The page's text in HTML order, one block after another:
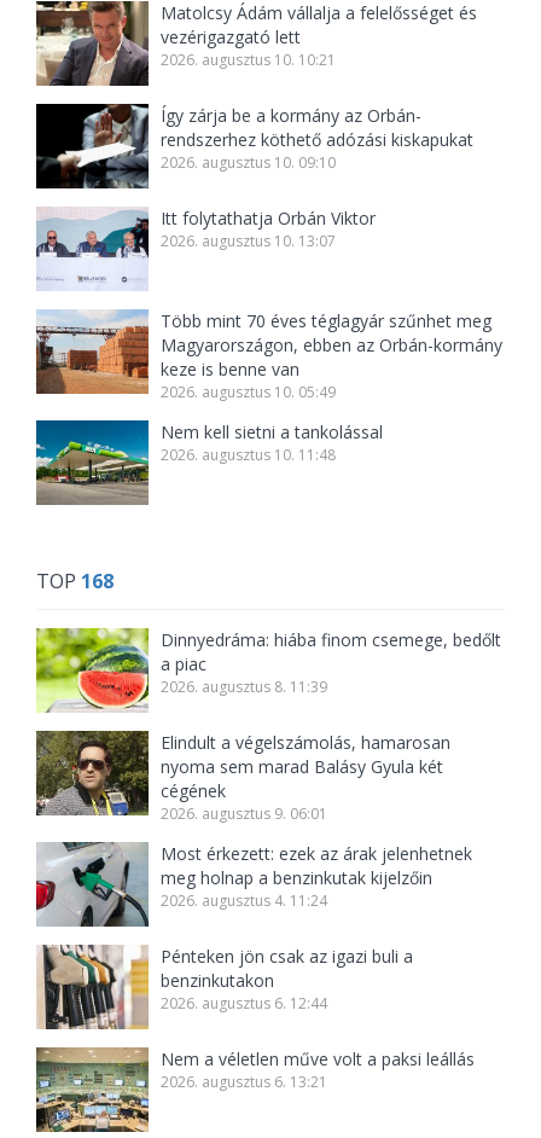
Matolcsy Ádám vállalja a felelősséget és
vezérigazgató lett
2026. augusztus 10. 10:21
Így zárja be a kormány az Orbán-
rendszerhez köthető adózási kiskapukat
2026. augusztus 10. 09:10
Itt folytathatja Orbán Viktor
2026. augusztus 10. 13:07
Több mint 70 éves téglagyár szűnhet meg
Magyarországon, ebben az Orbán-kormány
keze is benne van
2026. augusztus 10. 05:49
Nem kell sietni a tankolással
2026. augusztus 10. 11:48
TOP 168
Dinnyedráma: hiába finom csemege, bedőlt
a piac
2026. augusztus 8. 11:39
Elindult a végelszámolás, hamarosan
nyoma sem marad Balásy Gyula két
cégének
2026. augusztus 9. 06:01
Most érkezett: ezek az árak jelenhetnek
meg holnap a benzinkutak kijelzőin
2026. augusztus 4. 11:24
Pénteken jön csak az igazi buli a
benzinkutakon
2026. augusztus 6. 12:44
Nem a véletlen műve volt a paksi leállás
2026. augusztus 6. 13:21